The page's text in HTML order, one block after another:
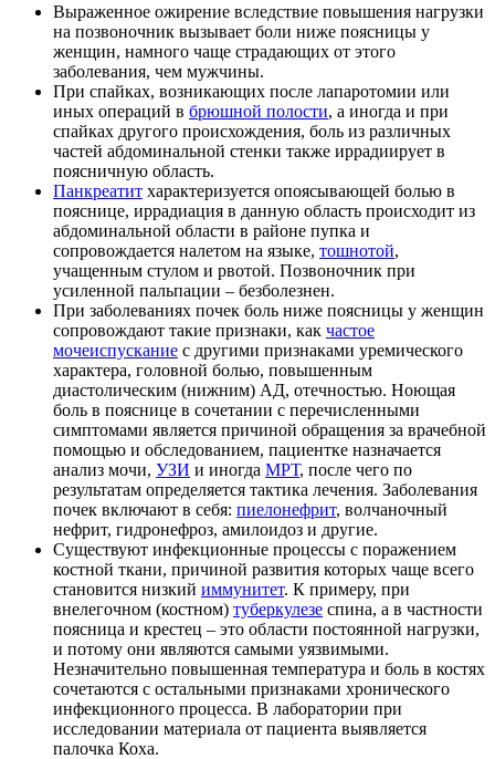
Выраженное ожирение вследствие повышения нагрузки
на позвоночник вызывает боли ниже поясницы у
женщин, намного чаще страдающих от этого
заболевания, чем мужчины.
При спайках, возникающих после лапаротомии или
иных операций в брюшной полости, а иногда и при
спайках другого происхождения, боль из различных
частей абдоминальной стенки также иррадиирует в
поясничную область.
Панкреатит характеризуется опоясывающей болью в
пояснице, иррадиация в данную область происходит из
абдоминальной области в районе пупка и
сопровождается налетом на языке, тошнотой,
учащенным стулом и рвотой. Позвоночник при
усиленной пальпации – безболезнен.
При заболеваниях почек боль ниже поясницы у женщин
сопровождают такие признаки, как частое
мочеиспускание с другими признаками уремического
характера, головной болью, повышенным
диастолическим (нижним) АД, отечностью. Ноющая
боль в пояснице в сочетании с перечисленными
симптомами является причиной обращения за врачебной
помощью и обследованием, пациентке назначается
анализ мочи, УЗИ и иногда МРТ, после чего по
результатам определяется тактика лечения. Заболевания
почек включают в себя: пиелонефрит, волчаночный
нефрит, гидронефроз, амилоидоз и другие.
Существуют инфекционные процессы с поражением
костной ткани, причиной развития которых чаще всего
становится низкий иммунитет. К примеру, при
внелегочном (костном) туберкулезе спина, а в частности
поясница и крестец – это области постоянной нагрузки,
и потому они являются самыми уязвимыми.
Незначительно повышенная температура и боль в костях
сочетаются с остальными признаками хронического
инфекционного процесса. В лаборатории при
исследовании материала от пациента выявляется
палочка Коха.